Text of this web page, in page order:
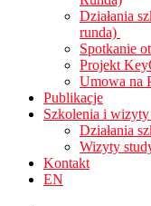
Działania
runda)
Spotkanie
Projekt
Umowa na
Publikacje
Szkolenia i
Działania
Wizyty
Kontakt
EN